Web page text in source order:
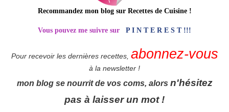
Recommandez mon blog sur Recettes de Cuisine!
Vous pouvez me suivre sur P I N T E R E S T !!!
Pour recevoir les dernières recettes, abonnez-vous
à la newsletter !
mon blog se nourrit de vos coms, alors n'hésitez
pas à laisser un mot !